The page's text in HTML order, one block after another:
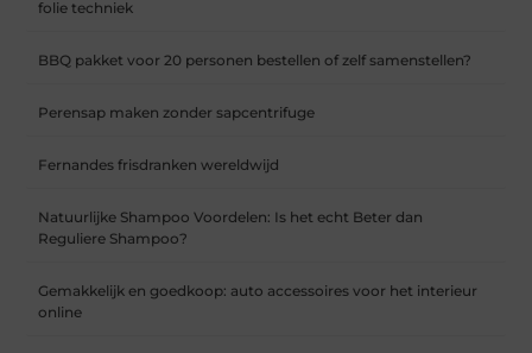
folie techniek
BBQ pakket voor 20 personen bestellen of zelf samenstellen?
Perensap maken zonder sapcentrifuge
Fernandes frisdranken wereldwijd
Natuurlijke Shampoo Voordelen: Is het echt Beter dan
Reguliere Shampoo?
Gemakkelijk en goedkoop: auto accessoires voor het interieur
online